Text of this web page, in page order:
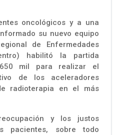
oncológicos y a una
su nuevo equipo
de Enfermedades
habilitó la partida
mil para realizar el
de los aceleradores
radioterapia en el más
y los justos
pacientes, sobre todo